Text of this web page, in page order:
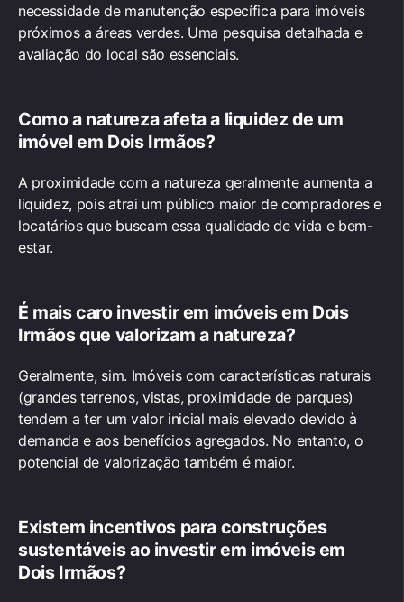
necessidade de manutenção específica para imóveis
próximos a áreas verdes. Uma pesquisa detalhada e
avaliação do local são essenciais.
Como a natureza afeta a liquidez de um
imóvel em Dois Irmãos?
A proximidade com a natureza geralmente aumenta a
liquidez, pois atrai um público maior de compradores e
locatários que buscam essa qualidade de vida e bem-
estar.
É mais caro investir em imóveis em Dois
Irmãosque valorizam a natureza?
Geralmente, sim. Imóveis com características naturais
(grandes terrenos, vistas, proximidade de parques)
tendem a ter um valor inicial mais elevado devido à
demanda e aos benefícios agregados. No entanto, o
potencial de valorização também é maior.
Existem incentivos para construções
sustentáveis ao investir em imóveis em
Dois Irmãos?